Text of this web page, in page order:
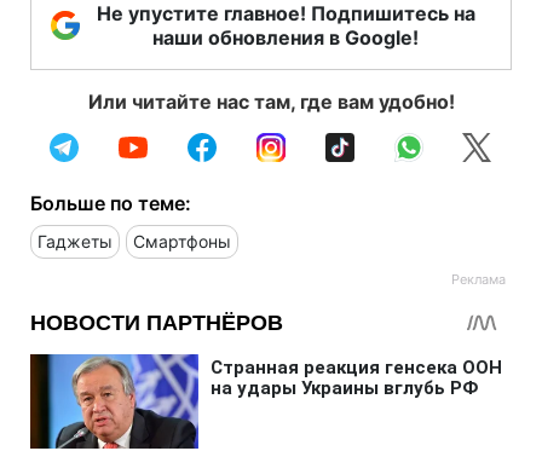
Не упустите главное! Подпишитесь на
наши обновления в Google!
Или читайте нас там, где вам удобно!
Больше по теме:
Гаджеты Смартфоны